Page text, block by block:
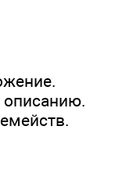
описанию.